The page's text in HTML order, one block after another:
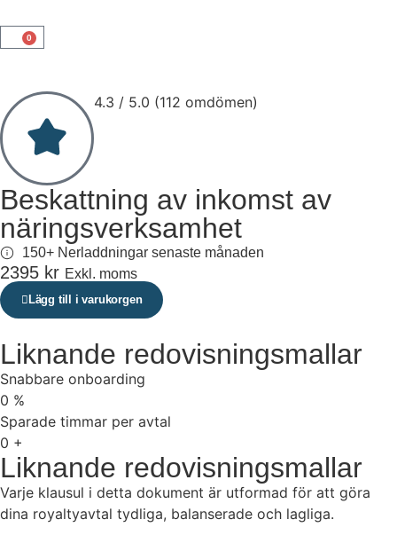
0
4.3 / 5.0 (112 omdömen)
Beskattning av inkomst av
näringsverksamhet
150+ Nerladdningar senaste månaden
2395 kr Exkl. moms
Lägg till i varukorgen
Liknande redovisningsmallar
Snabbare onboarding
0 %
Sparade timmar per avtal
0 +
Liknande redovisningsmallar
Varje klausul i detta dokument är utformad för att göra
dina royaltyavtal tydliga, balanserade och lagliga.